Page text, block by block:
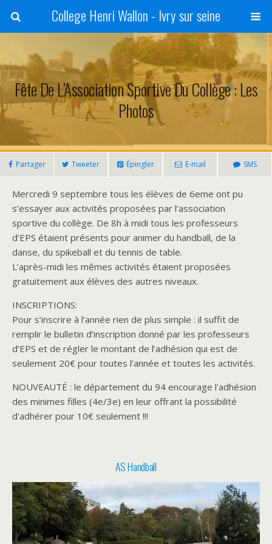
College Henri Wallon - Ivry sur seine
Fête De L’Association Sportive Du Collège : Les
Photos
Partager Tweeter Épingler E-mail SMS
Mercredi 9 septembre tous les élèves de 6eme ont pu
s’essayer aux activités proposées par l’association
sportive du collège. De 8h à midi tous les professeurs
d’EPS étaient présents pour animer du handball, de la
danse, du spikeball et du tennis de table.
L’après-midi les mêmes activités étaient proposées
gratuitement aux élèves des autres niveaux.
INSCRIPTIONS:
Pour s’inscrire à l’année rien de plus simple : il suffit de
remplir le bulletin d’inscription donné par les professeurs
d’EPS et de régler le montant de l’adhésion qui est de
seulement 20€ pour toutes l’année et toutes les activités.
NOUVEAUTÉ : le département du 94 encourage l'adhésion
des minimes filles (4e/3e) en leur offrant la possibilité
d'adhérer pour 10€ seulement !!!
AS Handball